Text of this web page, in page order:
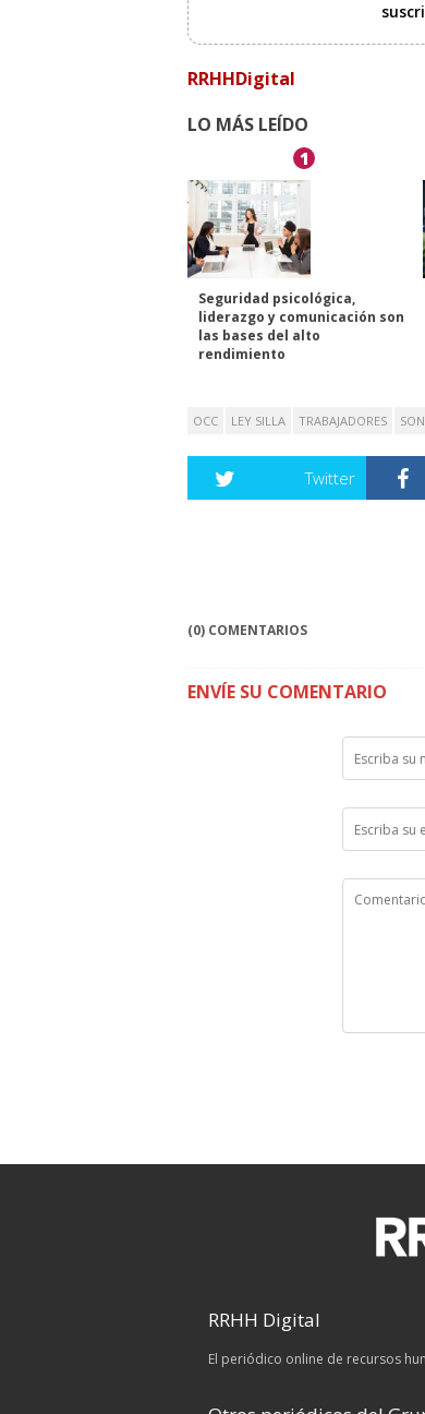
RRHHDigital
LO MÁS LEÍDO
1
Seguridad psicológica,
liderazgo y comunicación son
las bases del alto
rendimiento
OCC LEY SILLA TRABAJADORES
Twitter
(0) COMENTARIOS
ENVÍE SU COMENTARIO
RRHH Digital
El periódico online de recursos